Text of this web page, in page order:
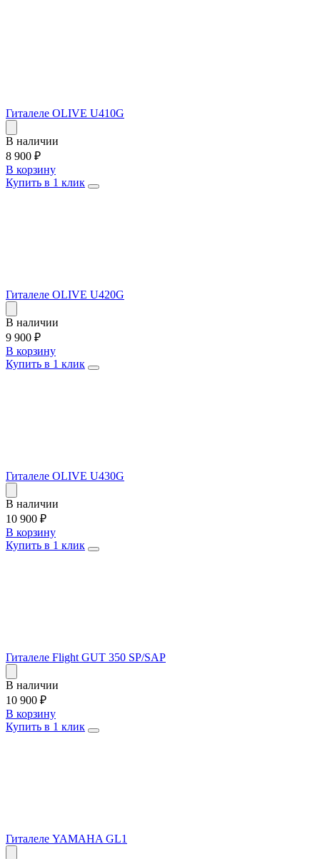
Гиталеле OLIVE U410G
В наличии
8 900 ₽
В корзину
Купить в 1 клик
Гиталеле OLIVE U420G
В наличии
9 900 ₽
В корзину
Купить в 1 клик
Гиталеле OLIVE U430G
В наличии
10 900 ₽
В корзину
Купить в 1 клик
Гиталеле Flight GUT 350 SP/SAP
В наличии
10 900 ₽
В корзину
Купить в 1 клик
Гиталеле YAMAHA GL1